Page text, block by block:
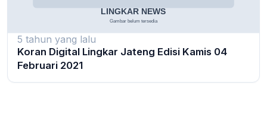
5 tahun yang lalu
Koran Digital Lingkar Jateng Edisi Kamis 04
Februari 2021